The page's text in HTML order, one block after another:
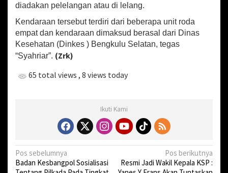
diadakan pelelangan atau di lelang.
Kendaraan tersebut terdiri dari beberapa unit roda
empat dan kendaraan dimaksud berasal dari Dinas
Kesehatan (Dinkes ) Bengkulu Selatan, tegas
“Syahriar”. (Zrk)
65 total views , 8 views today
Ikuti Kami
N
a
Pos sebelumnya
Badan Kesbangpol Sosialisasi
Pos berikutnya
Resmi Jadi Wakil Kepala KSP :